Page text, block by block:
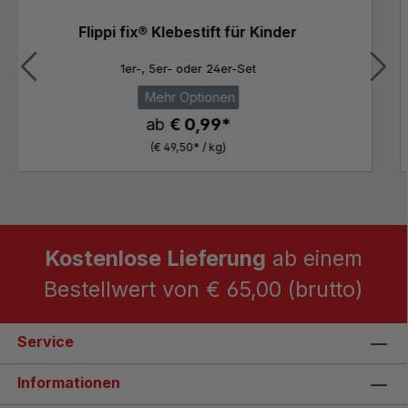
Kleines Prickelset – Prickelnadel und -
25 x 18 cm
€ 4,90*
Kostenlose Lieferung ab einem
Bestellwert von € 65,00 (brutto)
Service
Informationen